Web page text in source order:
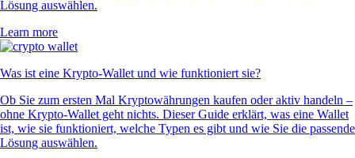
Lösung auswählen.
Learn more
Was ist eine Krypto-Wallet und wie funktioniert sie?
Ob Sie zum ersten Mal Kryptowährungen kaufen oder aktiv handeln –
ohne Krypto-Wallet geht nichts. Dieser Guide erklärt, was eine Wallet
ist, wie sie funktioniert, welche Typen es gibt und wie Sie die passende
Lösung auswählen.